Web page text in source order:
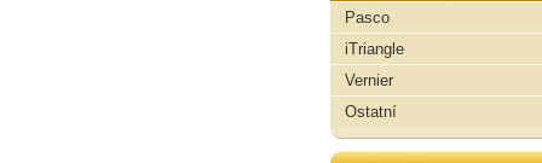
Pasco
iTriangle
Vernier
Ostatní